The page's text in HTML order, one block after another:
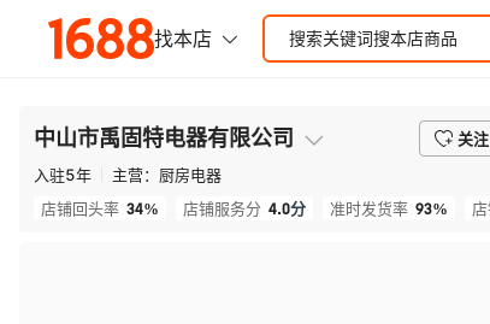
中山市禹固特电器有限公司 关注
入驻5年 主营： 厨房电器
店铺回头率 34% 店铺服务分 4.0分 准时发货率 93%